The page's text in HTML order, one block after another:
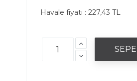
Havale fiyatı : 227,43 TL